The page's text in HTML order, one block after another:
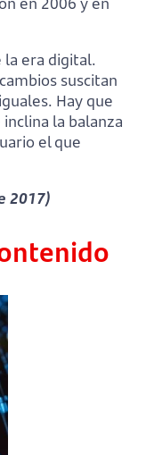
la era digital.
suscitan
Hay que
la balanza
el que
2017)